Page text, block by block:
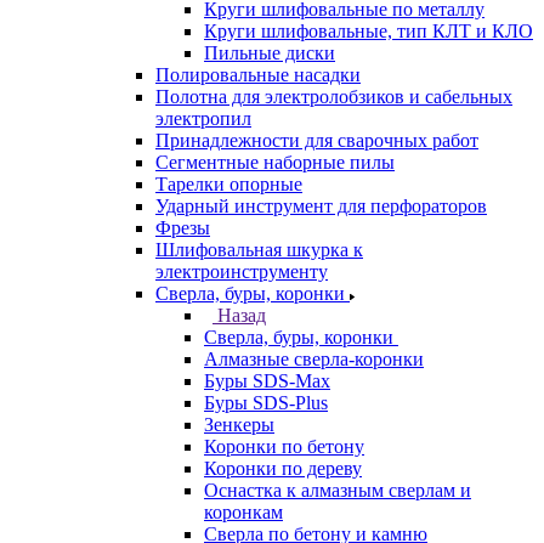
Круги шлифовальные по металлу
Круги шлифовальные, тип КЛТ и КЛО
Пильные диски
Полировальные насадки
Полотна для электролобзиков и сабельных
электропил
Принадлежности для сварочных работ
Сегментные наборные пилы
Тарелки опорные
Ударный инструмент для перфораторов
Фрезы
Шлифовальная шкурка к
электроинструменту
Сверла, буры, коронки
Назад
Сверла, буры, коронки
Алмазные сверла-коронки
Буры SDS-Max
Буры SDS-Plus
Зенкеры
Коронки по бетону
Коронки по дереву
Оснастка к алмазным сверлам и
коронкам
Сверла по бетону и камню